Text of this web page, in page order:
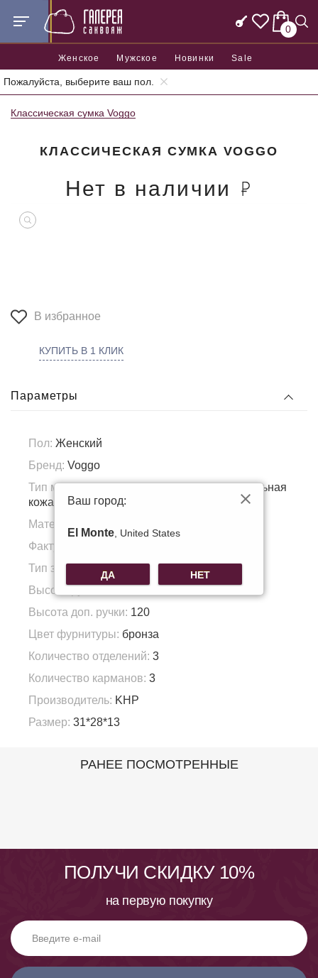
0
Женское Мужское Новинки Sale
Пожалуйста, выберите ваш пол.
Главная Женские сумки Женские классические сумки
Классическая сумка Voggo
КЛАССИЧЕСКАЯ СУМКА VOGGO
Нет в наличии
В избранное
КУПИТЬ В 1 КЛИК
Параметры
Пол: Женский
Бренд: Voggo
Тип материала:Натуральная кожа, Натуральная
кожа
Материал подкладка:
Фактура материала:
Тип застежки:
Молния/магнит
Высота ручки:13
Высота доп. ручки: 120
Цвет фурнитуры: бронза
Количество отделений: 3
Количество карманов: 3
Производитель: KHP
Размер: 31*28*13
РАНЕЕ ПОСМОТРЕННЫЕ
ПОЛУЧИ СКИДКУ 10%
на первую покупку
Ваш город:
El Monte , United States
ДА НЕТ